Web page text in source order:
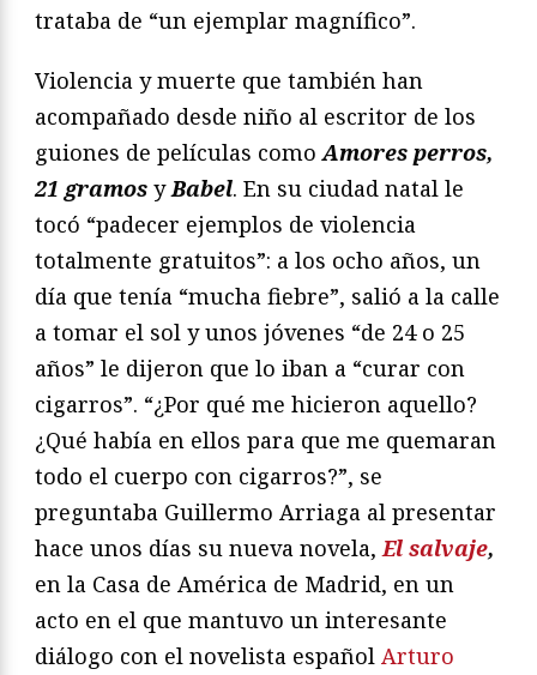
trataba de “un ejemplar magnífico”.
Violencia y muerte que también han
acompañado desde niño al escritor de los
guiones de películas comoAmores perros,
21 gramos yBabel. En su ciudad natal le
tocó “padecer ejemplos de violencia
totalmente gratuitos”: a los ocho años, un
día que tenía “mucha fiebre”, salió a la calle
a tomar el sol y unos jóvenes “de 24 o 25
años” le dijeron que lo iban a “curar con
cigarros”. “¿Por qué me hicieron aquello?
¿Qué había en ellos para que me quemaran
todo el cuerpo con cigarros?”, se
preguntaba Guillermo Arriaga al presentar
hace unos días su nueva novela, El salvaje,
en la Casa de América de Madrid, en un
acto en el que mantuvo un interesante
diálogo con el novelista español Arturo